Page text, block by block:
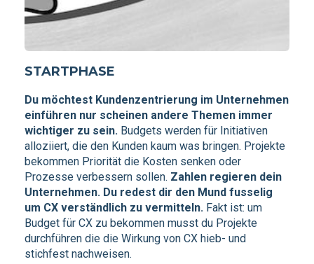
STARTPHASE
Du möchtest Kundenzentrierung im Unternehmen
einführen nur scheinen andere Themen immer
wichtiger zu sein. Budgets werden für Initiativen
alloziiert, die den Kunden kaum was bringen. Projekte
bekommen Priorität die Kosten senken oder
Prozesse verbessern sollen. Zahlen regieren dein
Unternehmen. Du redest dir den Mund fusselig
um CX verständlich zu vermitteln. Fakt ist: um
Budget für CX zu bekommen musst du Projekte
durchführen die die Wirkung von CX hieb- und
stichfest nachweisen.